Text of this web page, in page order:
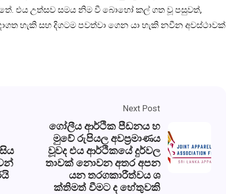
එය උත්සව සමය නිම වී බොහෝ කල් ගත වූ පසුවත්,
හැකි සහ දිගටම පවත්වා ගෙන යා හැකි නවීන අවස්ථාවක්
Next Post
ගෝලීය ආර්ථික පීඩනය හ
මුවේ රුපියල අවප්‍රමාණය
වූවද එය ආර්ථිකයේ දුර්වල
තාවක් නොවන අතර අපන
යන තරගකාරීත්වය ශ
ක්තිමත් වීමට ද හේතුවකි